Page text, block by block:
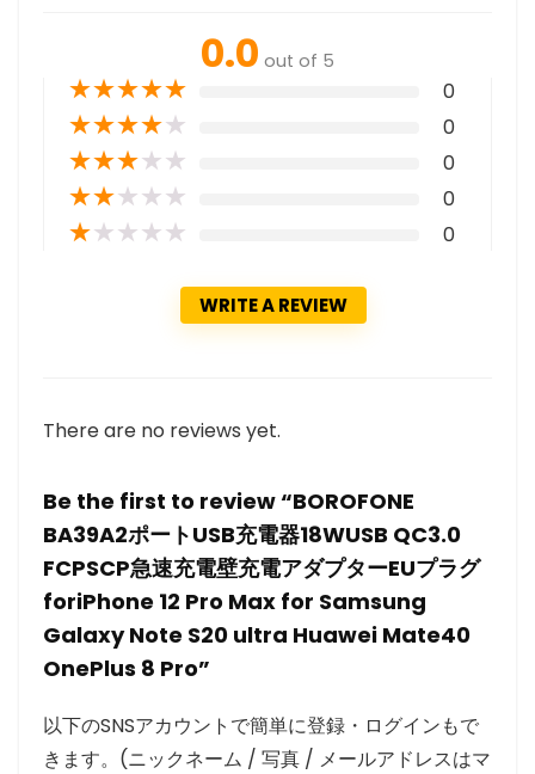
0.0 out of 5
★★★★★ 0
★★★★★ 0
★★★★★ 0
★★★★★ 0
★★★★★ 0
WRITE A REVIEW
There are no reviews yet.
Be the first to review “BOROFONE
BA39A2ポートUSB充電器18WUSB QC3.0
FCPSCP急速充電壁充電アダプターEUプラグ
foriPhone 12 Pro Max for Samsung
Galaxy Note S20 ultra Huawei Mate40
OnePlus 8 Pro”
以下のSNSアカウントで簡単に登録・ログインもで
きます。(ニックネーム / 写真 / メールアドレスはマ